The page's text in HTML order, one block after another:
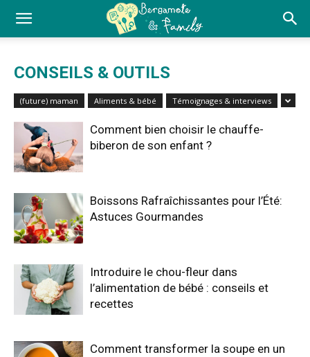
CONSEILS & OUTILS
(future) maman Aliments & bébé Témoignages & interviews
Comment bien choisir le chauffe-
biberon de son enfant ?
Boissons Rafraîchissantes pour l’Été:
Astuces Gourmandes
Introduire le chou-fleur dans
l’alimentation de bébé : conseils et
recettes
Comment transformer la soupe en un